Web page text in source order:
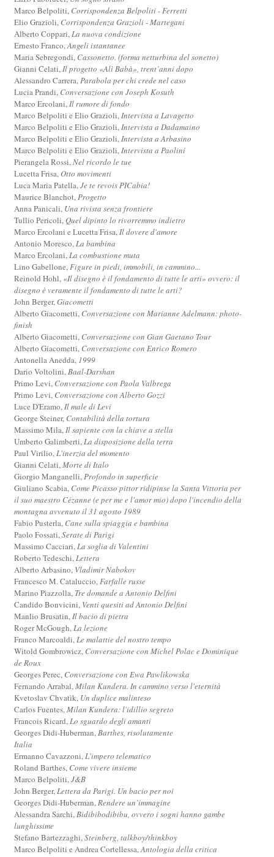
Marco Belpoliti, Corrispondenza Belpoliti - Ferretti
Elio Grazioli, Corrispondenza Grazioli - Martegani
Alberto Coppari,La nuova condizione
Ernesto Franco,Angeli istantanee
Maria Sebregondi, Cassonetto. (forma netturbina del sonetto)
Gianni Celati,Il progetto «Alì Babà», trent’anni dopo
Alessandro Carrera,Parabola per chi crede nel caso
Lucia Prandi, Conversazione con Joseph Kosuth
Marco Ercolani,Il rumore di fondo
Marco Belpoliti e Elio Grazioli,Intervista a Lavagetto
Marco Belpoliti e Elio Grazioli,Intervista a Dadamaino
Marco Belpoliti e Elio Grazioli,Intervista a Arbasino
Marco Belpoliti e Elio Grazioli,Intervista a Paolini
Pierangela Rossi,Nel ricordo le tue
Lucetta Frisa,Otto movimenti
Luca Maria Patella,Je te revois PICabia!
Maurice Blanchot,Progetto
Anna Panicali, Una rivista senza frontiere
Tullio Pericoli,Quel dipinto lo rivorremmo indietro
Marco Ercolani e Lucetta Frisa,Il dovere d'amore
Antonio Moresco,La bambina
Marco Ercolani,La combustione muta
Lino Gabellone,Figure in piedi, immobili, in cammino...
Reinold Hohl, «Il disegno è il fondamento di tutte le arti» ovvero: il
disegno è veramente il fondamento di tutte le arti?
John Berger,Giacometti
Alberto Giacometti, Conversazione con Marianne Adelmann: photo-
finish
Alberto Giacometti, Conversazione con Gian Gaetano Tour
Alberto Giacometti, Conversazione con Enrico Romero
Antonella Anedda, 1999
Dario Voltolini,Baal-Darshan
Primo Levi, Conversazione con Paola Valbrega
Primo Levi, Conversazione con Alberto Gozzi
Luce D'Eramo,Il male di Levi
George Steiner, Contabilità della tortura
Massimo Mila,Il sapiente con la chiave a stella
Umberto Galimberti,La disposizione della terra
Paul Virilio,L'inerzia del momento
Gianni Celati,Morte di Italo
Giorgio Manganelli,Profondo in superficie
Giuliano Scabia, Come Picasso pittor ridipinse la Santa Vittoria per
il suo maestro Cézanne (e per me e l'amor mio) dopo l'incendio della
montagna avvenuto il 31 agosto 1989
Fabio Pusterla, Cane sulla spiaggia e bambina
Paolo Fossati,Serate di Parigi
Massimo Cacciari,La soglia di Valentini
Roberto Tedeschi,Lettera
Alberto Arbasino, Vladimir Nabokov
Francesco M. Cataluccio,Farfalle russe
Marino Piazzolla, Tre domande a Antonio Delfini
Candido Bonvicini, Venti quesiti ad Antonio Delfini
Manlio Brusatin,Il bacio di pietra
Roger McGough,La lezione
Franco Marcoaldi,Le malattie del nostro tempo
Witold Gombrowicz, Conversazione con Michel Polac e Dominique
de Roux
Georges Perec, Conversazione con Ewa Pawlikowska
Fernando Arrabal,Milan Kundera. In cammino verso l'eternità
Kvetoslav Chvatìk, Un duplice malinteso
Carlos Fuentes,Milan Kundera: l'idillio segreto
Francois Ricard,Lo sguardo degli amanti
Georges Didi-Huberman,Barthes, risolutamente
Italia
Ermanno Cavazzoni,L'impero telematico
Roland Barthes, Come vivere insieme
Marco Belpoliti,J&B
John Berger,Lettera da Parigi. Un bacio per noi
Georges Didi-Huberman,Rendere un’immagine
Alessandra Sarchi,Bidibibodibibu, ovvero i sogni hanno gambe
lunghissime
Stefano Bartezzaghi,Steinberg, talkboy/thinkboy
Marco Belpoliti e Andrea Cortellessa,Antologia della critica